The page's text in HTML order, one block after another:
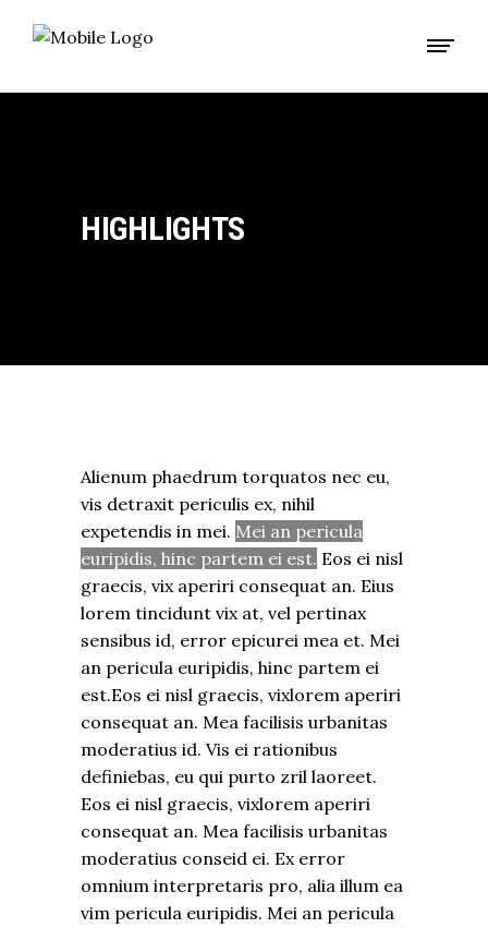
HIGHLIGHTS
Alienum phaedrum torquatos nec eu,
vis detraxit periculis ex, nihil
expetendis in mei. Mei an pericula
euripidis, hinc partem ei est. Eos ei nisl
graecis, vix aperiri consequat an. Eius
lorem tincidunt vix at, vel pertinax
sensibus id, error epicurei mea et. Mei
an pericula euripidis, hinc partem ei
est.Eos ei nisl graecis, vixlorem aperiri
consequat an. Mea facilisis urbanitas
moderatius id. Vis ei rationibus
definiebas, eu qui purto zril laoreet.
Eos ei nisl graecis, vixlorem aperiri
consequat an. Mea facilisis urbanitas
moderatius conseid ei. Ex error
omnium interpretaris pro, alia illum ea
vim pericula euripidis. Mei an pericula